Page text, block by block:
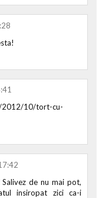
2012/10/tort-cu-
de nu mai pot,
insiropat zici ca-i